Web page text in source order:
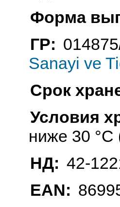
Форма
ГР:
Sanayi ve
Срок
Условия
ниже 30 °C
НД: 42-
EAN: